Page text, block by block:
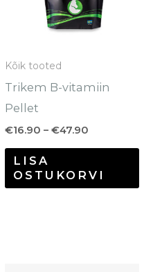
Kõik tooted
Trikem B-vitamiin
Pellet
€16.90 – €47.90
LISA
OSTUKORVI